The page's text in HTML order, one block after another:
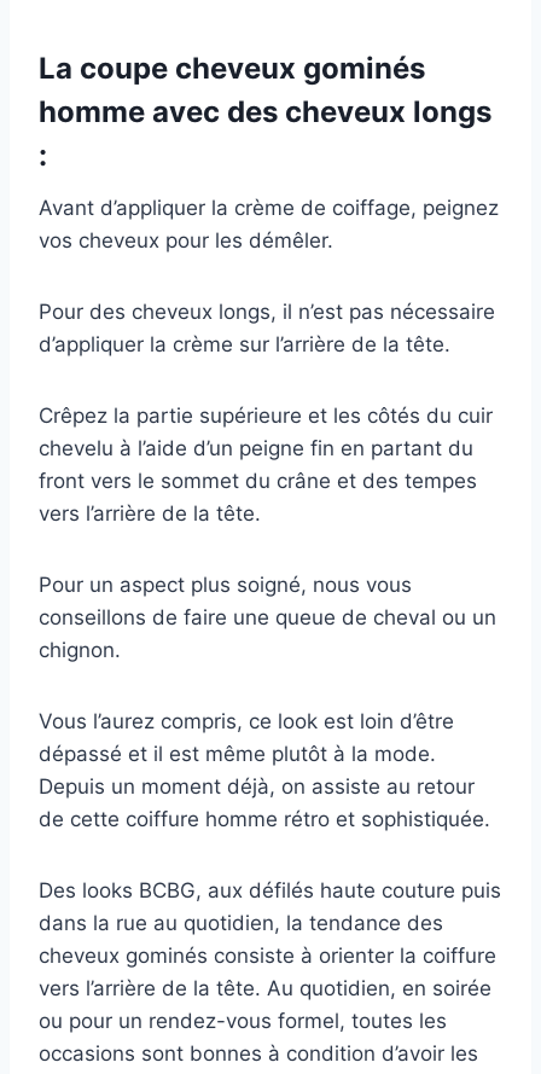
La coupe cheveux gominés
homme avec des cheveux longs
:
Avant d’appliquer la crème de coiffage, peignez
vos cheveux pour les démêler.
Pour des cheveux longs, il n’est pas nécessaire
d’appliquer la crème sur l’arrière de la tête.
Crêpez la partie supérieure et les côtés du cuir
chevelu à l’aide d’un peigne fin en partant du
front vers le sommet du crâne et des tempes
vers l’arrière de la tête.
Pour un aspect plus soigné, nous vous
conseillons de faire une queue de cheval ou un
chignon.
Vous l’aurez compris, ce look est loin d’être
dépassé et il est même plutôt à la mode.
Depuis un moment déjà, on assiste au retour
de cette coiffure homme rétro et sophistiquée.
Des looks BCBG, aux défilés haute couture puis
dans la rue au quotidien, la tendance des
cheveux gominés consiste à orienter la coiffure
vers l’arrière de la tête. Au quotidien, en soirée
ou pour un rendez-vous formel, toutes les
occasions sont bonnes à condition d’avoir les